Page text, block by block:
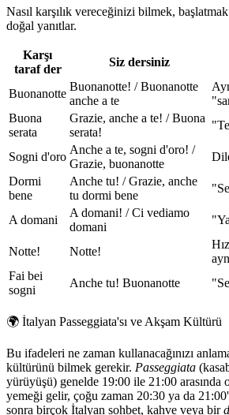
Nasıl karşılık vereceğinizi bilmek,
doğal yanıtlar.
Karşı
taraf der
Siz dersiniz
Buonanotte
Buonanotte! / Buonanotte
anche a te
Buona
serata
Grazie, anche a te! / Buona
serata!
Sogni d'oro
Anche a te, sogni d'oro! /
Grazie, buonanotte
Dormi
bene
Anche tu! / Grazie, anche
tu dormi bene
A domani
A domani! / Ci vediamo
domani
Notte! Notte!
Fai bei
sogni
Anche tu! Buonanotte
🌍 İtalyan Passeggiata'sı ve Akşam Kültürü
Bu ifadeleri ne zaman kullanacağınızı
kültürünü bilmek gerekir. Passeggiata
yürüyüşü) genelde 19:00 ile 21:00 arasında
yemeği gelir, çoğu zaman 20:30 ya da
sonra birçok İtalyan sohbet, kahve veya bir